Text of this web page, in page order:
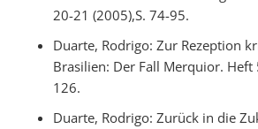
20-21 (2005),S. 74-95.
Duarte, Rodrigo: Zur Rezeption
Brasilien: Der Fall Merquior. Heft
126.
Duarte, Rodrigo: Zurück in die